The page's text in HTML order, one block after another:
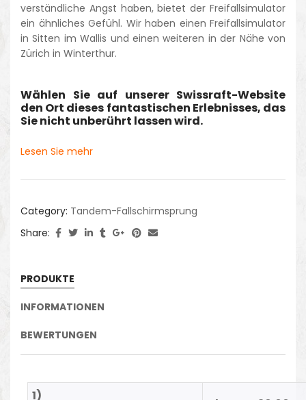
verständliche Angst haben, bietet der Freifallsimulator
ein ähnliches Gefühl. Wir haben einen Freifallsimulator
in Sitten im Wallis und einen weiteren in der Nähe von
Zürich in Winterthur.
Wählen Sie auf unserer Swissraft-Website
den Ort dieses fantastischen Erlebnisses, das
Sie nicht unberührt lassen wird.
Lesen Sie mehr
Category: Tandem-Fallschirmsprung
Share:
PRODUKTE
INFORMATIONEN
BEWERTUNGEN
1)